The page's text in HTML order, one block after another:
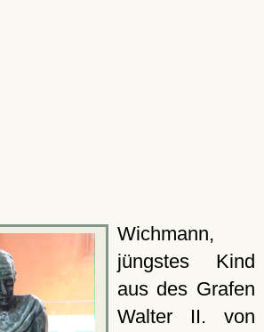
Wichmann,
jüngstes Kind
aus des Grafen
Walter II. von